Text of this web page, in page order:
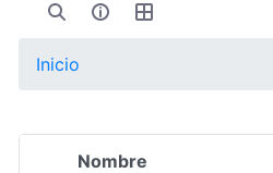
Inicio
Nombre